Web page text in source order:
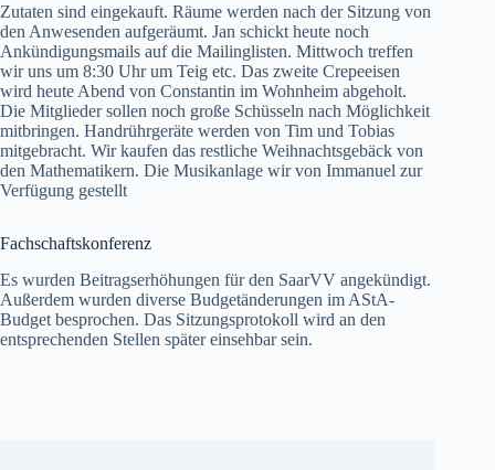
Zutaten sind eingekauft. Räume werden nach der Sitzung von
den Anwesenden aufgeräumt. Jan schickt heute noch
Ankündigungsmails auf die Mailinglisten. Mittwoch treffen
wir uns um 8:30 Uhr um Teig etc. Das zweite Crepeeisen
wird heute Abend von Constantin im Wohnheim abgeholt.
Die Mitglieder sollen noch große Schüsseln nach Möglichkeit
mitbringen. Handrührgeräte werden von Tim und Tobias
mitgebracht. Wir kaufen das restliche Weihnachtsgebäck von
den Mathematikern. Die Musikanlage wir von Immanuel zur
Verfügung gestellt
Fachschaftskonferenz
Es wurden Beitragserhöhungen für den SaarVV angekündigt.
Außerdem wurden diverse Budgetänderungen im AStA-
Budget besprochen. Das Sitzungsprotokoll wird an den
entsprechenden Stellen später einsehbar sein.